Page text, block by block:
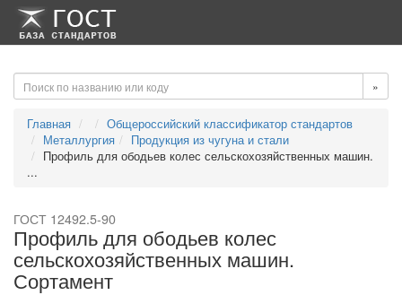
-->-->
»
Главная
Общероссийский классификатор стандартов
Металлургия
Продукция из чугуна и стали
Профиль для ободьев колес сельскохозяйственных машин.
...
ГОСТ 12492.5-90
Профиль для ободьев колес
сельскохозяйственных машин.
Сортамент